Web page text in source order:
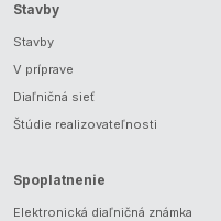
Stavby
Stavby
V príprave
Diaľničná sieť
Štúdie realizovateľnosti
Spoplatnenie
Elektronická diaľničná známka